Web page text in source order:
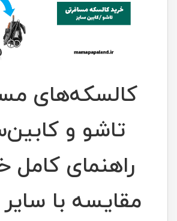
کالسکه‌های
تاشو و
راهنمای کامل
مقایسه با سایر